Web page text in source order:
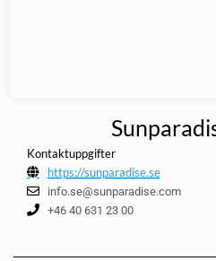
Kontaktuppgifter
https://sunparadise.se
info.se@sunparadise.com
+46 40 631 23 00